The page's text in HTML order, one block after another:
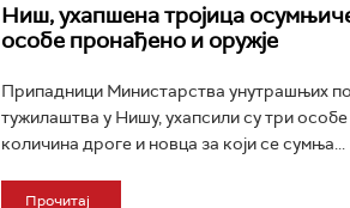
Ниш, ухапшена тројица
особе пронађено и оружје
Припадници Министарства унутрашњих
тужилаштва у Нишу, ухапсили су три
количина дроге и новца за који се сумња...
Прочитај